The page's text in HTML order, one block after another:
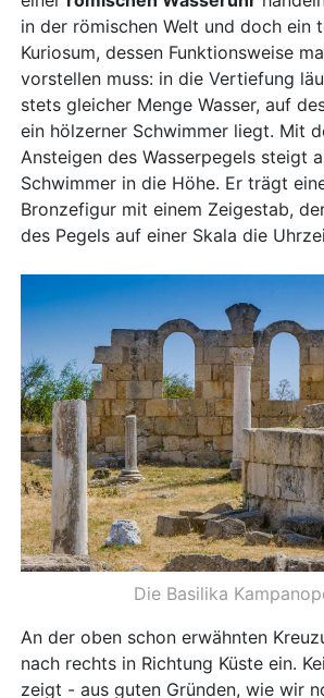
in der römischen Welt und doch ein
Kuriosum, dessen Funktionsweise
vorstellen muss: in die Vertiefung
stets gleicher Menge Wasser, auf
ein hölzerner Schwimmer liegt. Mit
Ansteigen des Wasserpegels steigt
Schwimmer in die Höhe. Er trägt
Bronzefigur mit einem Zeigestab,
des Pegels auf einer Skala die
Die Basilika
An der oben schon erwähnten
nach rechts in Richtung Küste ein.
zeigt - aus guten Gründen, wie wir